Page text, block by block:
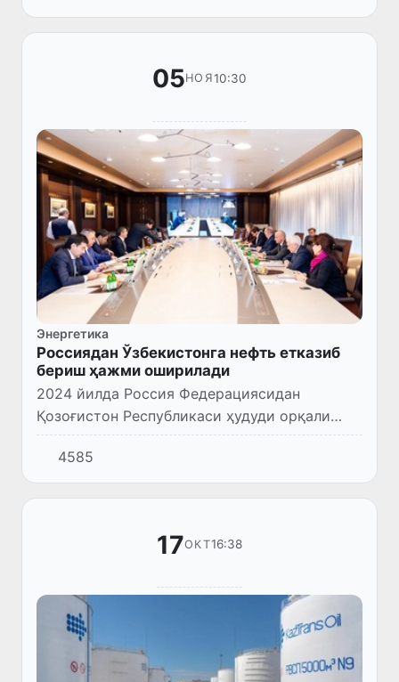
раиси Муҳаммад Абунайян бошчилигидаги
д...
05НОЯ10:30
Энергетика
Россиядан Ўзбекистонга нефть етказиб
бериш ҳажми оширилади
2024 йилда Россия Федерациясидан
Қозоғистон Республикаси ҳудуди орқали
Ўзбекистон Республикасига нефть хомашёси
етказиб бериш ҳажмини 1 миллион тоннага
етказиш режалаштириляпти. Бу...
4585
17ОКТ16:38